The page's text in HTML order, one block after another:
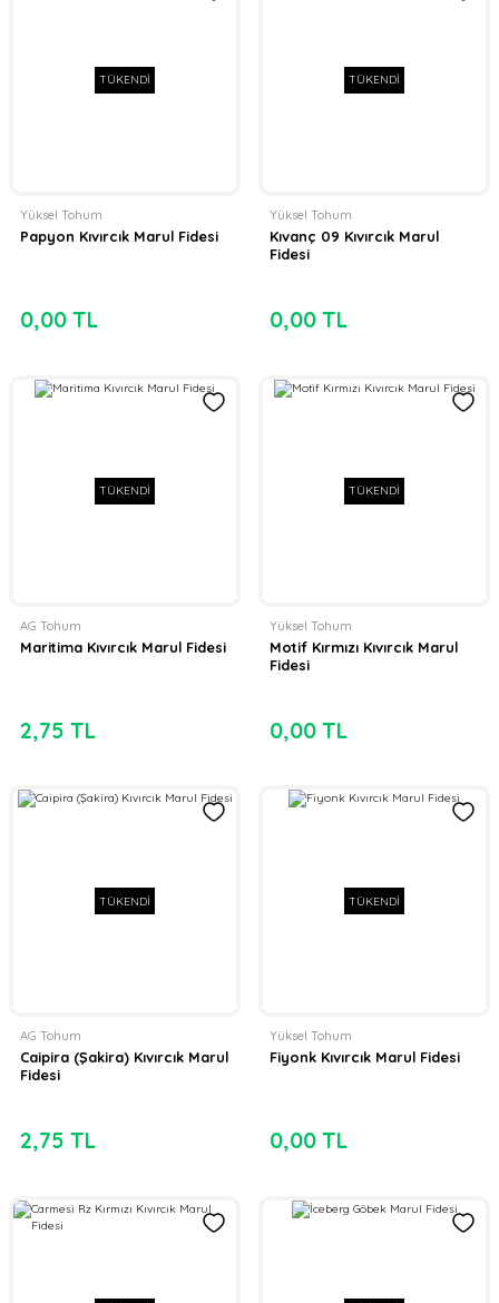
TÜKENDİ
Yüksel Tohum
Papyon Kıvırcık Marul Fidesi
0,00 TL
TÜKENDİ
Yüksel Tohum
Kıvanç 09 Kıvırcık Marul
Fidesi
0,00 TL
TÜKENDİ
AG Tohum
Maritima Kıvırcık Marul Fidesi
2,75 TL
TÜKENDİ
Yüksel Tohum
Motif Kırmızı Kıvırcık Marul
Fidesi
0,00 TL
TÜKENDİ
AG Tohum
Caipira (Şakira) Kıvırcık Marul
Fidesi
2,75 TL
TÜKENDİ
Yüksel Tohum
Fiyonk Kıvırcık Marul Fidesi
0,00 TL